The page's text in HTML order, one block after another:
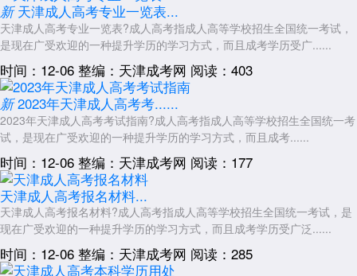
展开全文
新 天津成人高考专业一览表...
天津成人高考专业一览表?成人高考指成人高等学校招生全国统一考试，
是现在广受欢迎的一种提升学历的学习方式，而且成考学历受广......
时间：12-06 整编：天津成考网 阅读：403
新 2023年天津成人高考考......
2023年天津成人高考考试指南?成人高考指成人高等学校招生全国统一考
试，是现在广受欢迎的一种提升学历的学习方式，而且成考......
时间：12-06 整编：天津成考网 阅读：177
天津成人高考报名材料...
天津成人高考报名材料?成人高考指成人高等学校招生全国统一考试，是
现在广受欢迎的一种提升学历的学习方式，而且成考学历受广泛......
时间：12-06 整编：天津成考网 阅读：285